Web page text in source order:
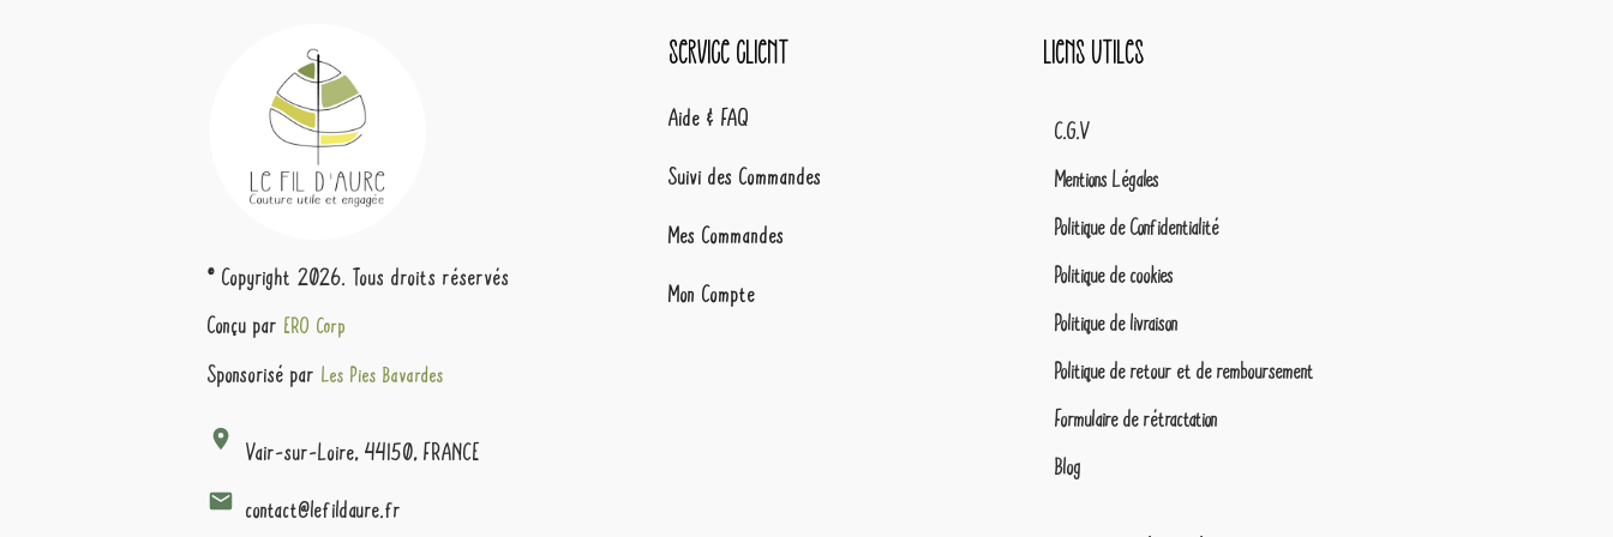
© Copyright 2026. Tous droits réservés
Conçu par ERO Corp
Sponsorisé par Les Pies Bavardes
Vair-sur-Loire, 44150, FRANCE
contact@lefildaure.fr
Service client
Aide & FAQ
Suivi des Commandes
Mes Commandes
Mon Compte
Liens utiles
C.G.V
Mentions Légales
Politique de Confidentialité
Politique de cookies
Politique de livraison
Politique de retour et de remboursement
Formulaire de rétractation
Blog